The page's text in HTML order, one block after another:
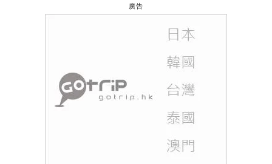
廣告